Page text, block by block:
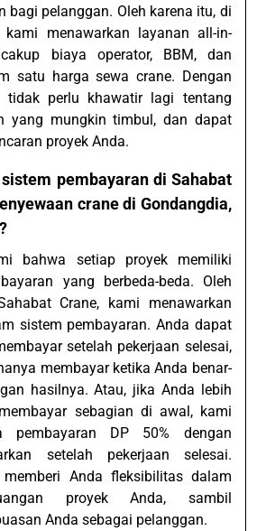
bagi pelanggan. Oleh karena itu, di
kami menawarkan layanan all-in-
biaya operator, BBM, dan
satu harga sewa crane. Dengan
tidak perlu khawatir lagi tentang
yang mungkin timbul, dan dapat
proyek Anda.
pembayaran di Sahabat
crane di Gondangdia,
bahwa setiap proyek memiliki
yang berbeda-beda. Oleh
Crane, kami menawarkan
sistem pembayaran. Anda dapat
setelah pekerjaan selesai,
membayar ketika Anda benar-
hasilnya. Atau, jika Anda lebih
sebagian di awal, kami
pembayaran DP 50% dengan
setelah pekerjaan selesai.
Anda fleksibilitas dalam
proyek Anda, sambil
Anda sebagai pelanggan.